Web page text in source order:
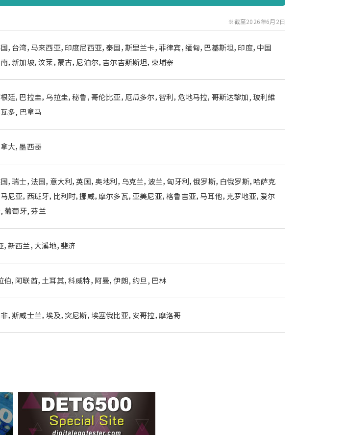
※截至2026年6月2日
，台湾，马来西亚，印度尼西亚，泰国，斯里兰卡，菲律宾，缅甸，巴基斯坦，印度，中国
，新加坡，汶莱，蒙古，尼泊尔，吉尔吉斯斯坦，柬埔寨
廷，巴拉圭，乌拉圭，秘鲁，哥伦比亚，厄瓜多尔，智利，危地马拉，哥斯达黎加, 玻利維
多, 巴拿马
大，墨西哥
，瑞士，法国，意大利，英国，奥地利，乌克兰，波兰，匈牙利，俄罗斯，白俄罗斯，哈萨克
尼亚，西班牙，比利时，挪威，摩尔多瓦，亚美尼亚，格鲁吉亚，马耳他，克罗地亚，爱尔
, 葡萄牙, 芬兰
新西兰，大溪地，斐济
，阿联酋，土耳其，科威特，阿曼，伊朗, 约旦, 巴林
，斯威士兰，埃及，突尼斯，埃塞俄比亚，安哥拉，摩洛哥